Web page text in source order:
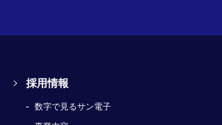
採用情報
数字で見るサン電子